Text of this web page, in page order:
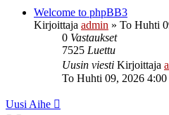
Welcome to phpBB3
Kirjoittaja admin » To Huhti
0 Vastaukset
7525 Luettu
Uusin viesti Kirjoittaja
To Huhti 09, 2026 4:00
Uusi Aihe